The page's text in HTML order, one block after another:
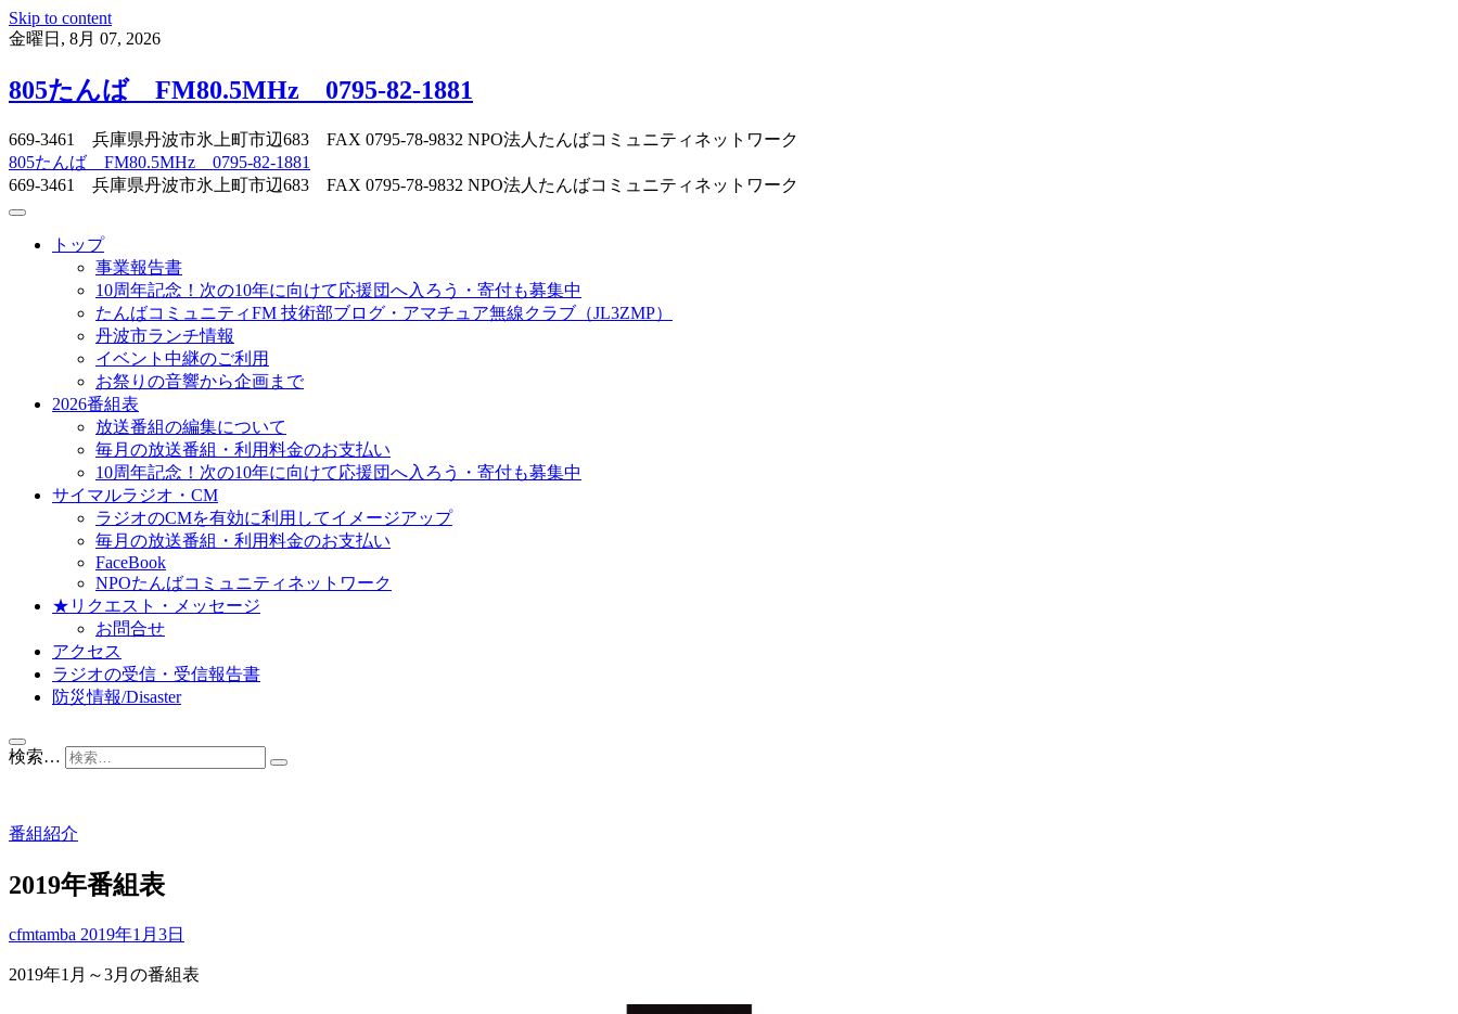
Skip to content
金曜日, 8月 07, 2026
805たんば FM80.5MHz 0795-82-1881
669-3461 兵庫県丹波市氷上町市辺683 FAX 0795-78-9832 NPO法人たんばコミュニティネットワーク
805たんば FM80.5MHz 0795-82-1881
669-3461 兵庫県丹波市氷上町市辺683 FAX 0795-78-9832 NPO法人たんばコミュニティネットワーク
トップ
事業報告書
10周年記念！次の10年に向けて応援団へ入ろう・寄付も募集中
たんばコミュニティFM 技術部ブログ・アマチュア無線クラブ（JL3ZMP）
丹波市ランチ情報
イベント中継のご利用
お祭りの音響から企画まで
2026番組表
放送番組の編集について
毎月の放送番組・利用料金のお支払い
10周年記念！次の10年に向けて応援団へ入ろう・寄付も募集中
サイマルラジオ・CM
ラジオのCMを有効に利用してイメージアップ
毎月の放送番組・利用料金のお支払い
FaceBook
NPOたんばコミュニティネットワーク
★リクエスト・メッセージ
お問合せ
アクセス
ラジオの受信・受信報告書
防災情報/Disaster
検索…
番組紹介
2019年番組表
cfmtamba 2019年1月3日
2019年1月～3月の番組表